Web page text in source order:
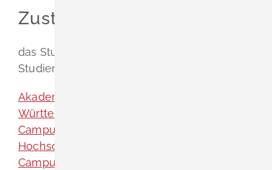
Zuständige Stelle
das Studierendensekretariat oder
Studienbüro
Akademie für Darstellende Kunst Baden-
Württemberg GmbH
Campus Bad Mergentheim [Duale
Hochschule Baden-Württemberg (DHBW)]
Campus Friedrichshafen [Duale Hochschule